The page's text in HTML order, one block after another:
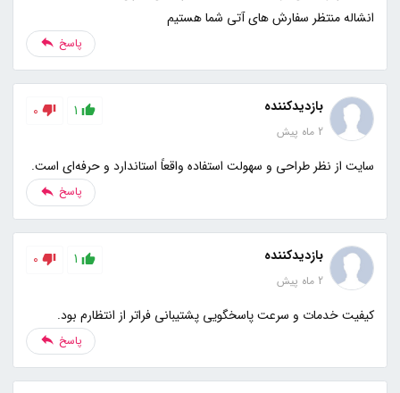
انشاله منتظر سفارش های آتی شما هستیم
پاسخ
بازدیدکننده
2 ماه پیش
1
0
سایت از نظر طراحی و سهولت استفاده واقعاً استاندارد و حرفه‌ای است.
پاسخ
بازدیدکننده
2 ماه پیش
1
0
کیفیت خدمات و سرعت پاسخگویی پشتیبانی فراتر از انتظارم بود.
پاسخ